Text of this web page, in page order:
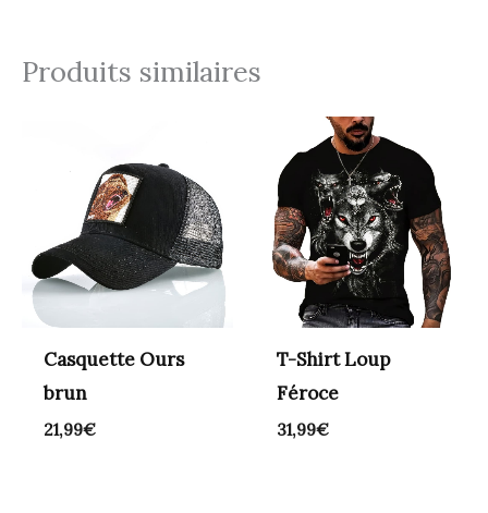
Produits similaires
Casquette Ours
brun
21,99€
T-Shirt Loup
Féroce
31,99€